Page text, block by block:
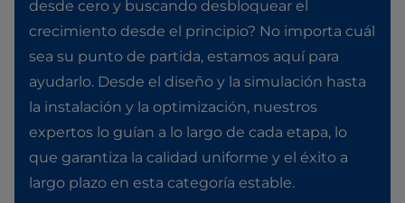
desde cero y buscando desbloquear el
crecimiento desde el principio? No importa cuál
sea su punto de partida, estamos aquí para
ayudarlo. Desde el diseño y la simulación hasta
la instalación y la optimización, nuestros
expertos lo guían a lo largo de cada etapa, lo
que garantiza la calidad uniforme y el éxito a
largo plazo en esta categoría estable.